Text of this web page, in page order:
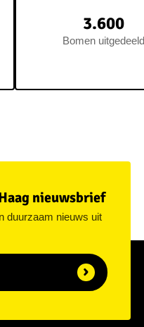
3.600
Bomen
nieuwsbrief
duurzaam nieuws uit